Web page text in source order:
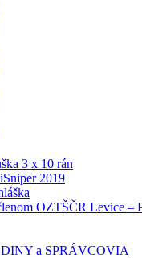
3 x 10 rán
2019
OZTŠČR Levice –
a SPRÁVCOVIA